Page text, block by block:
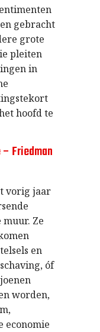
gebracht
grote
pleiten
in
hoofd te
Friedman
vorig jaar
Ze
en
óf
worden,
economie